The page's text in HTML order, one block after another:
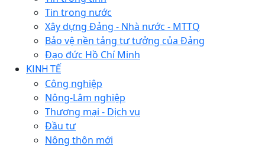
Tin trong nước
Xây dựng Đảng - Nhà nước - MTTQ
Bảo vệ nền tảng tư tưởng của Đảng
Đạo đức Hồ Chí Minh
KINH TẾ
Công nghiệp
Nông-Lâm nghiệp
Thương mại - Dịch vụ
Đầu tư
Nông thôn mới